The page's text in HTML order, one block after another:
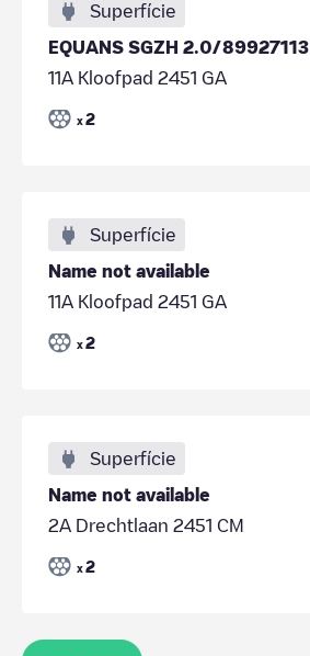
Superfície
EQUANS SGZH 2.0/89927113
11A Kloofpad 2451 GA
x 2
Superfície
Name not available
11A Kloofpad 2451 GA
x 2
Superfície
Name not available
2A Drechtlaan 2451 CM
x 2